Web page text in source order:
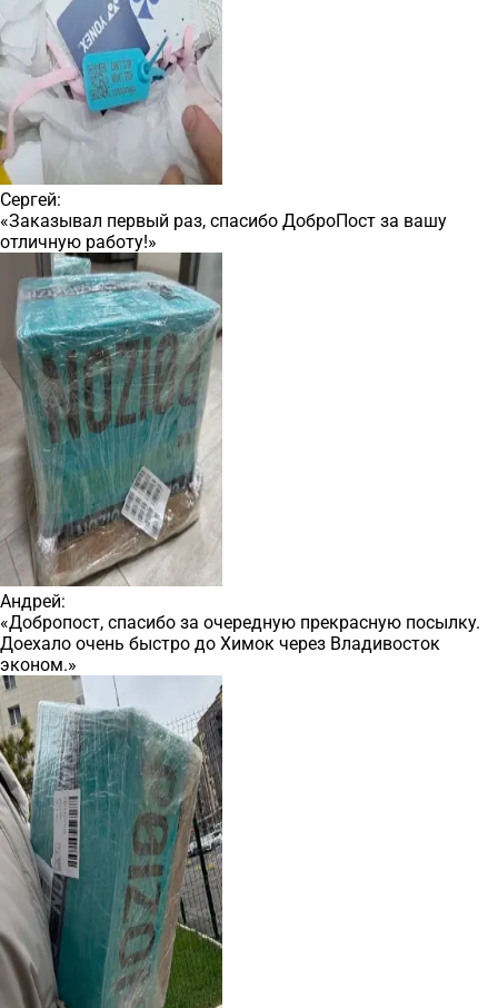
Сергей:
«Заказывал первый раз, спасибо ДоброПост за вашу
отличную работу!»
Андрей:
«Добропост, спасибо за очередную прекрасную посылку.
Доехало очень быстро до Химок через Владивосток
эконом.»